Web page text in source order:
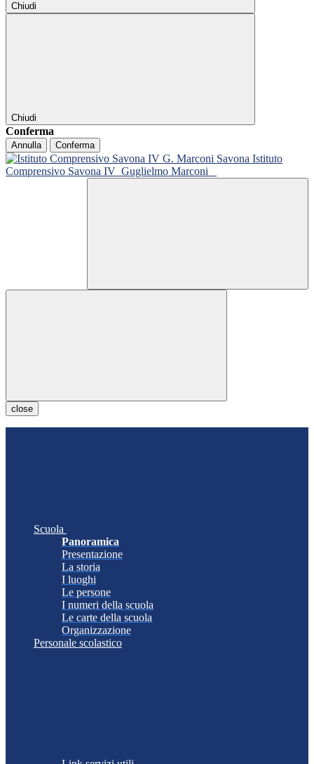
Chiudi
Chiudi
Conferma
Annulla Conferma
Istituto
Comprensivo Savona IV Guglielmo Marconi
close
Scuola
Panoramica
Presentazione
La storia
I luoghi
Le persone
I numeri della scuola
Le carte della scuola
Organizzazione
Personale scolastico